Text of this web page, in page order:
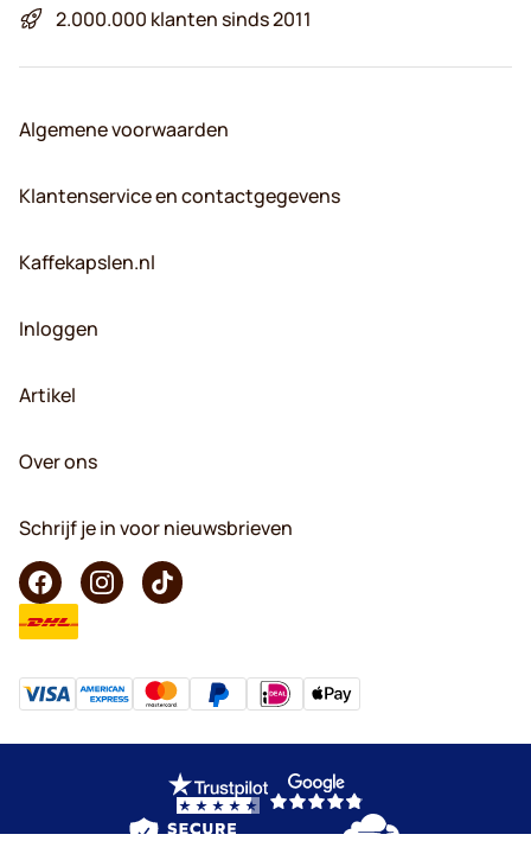
2.000.000 klanten sinds 2011
Algemene voorwaarden
Klantenservice en contactgegevens
Kaffekapslen.nl
Inloggen
Artikel
Over ons
Schrijf je in voor nieuwsbrieven